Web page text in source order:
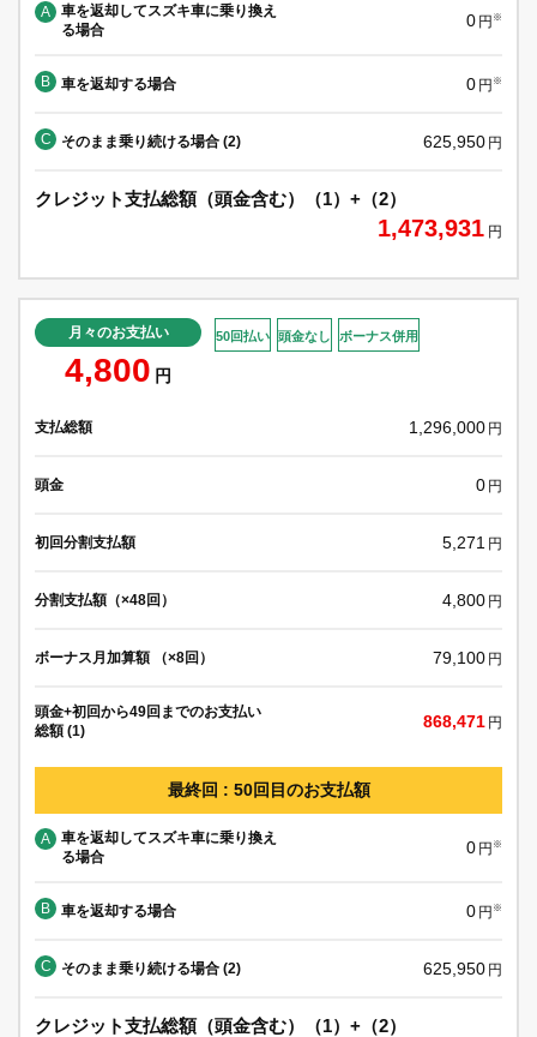
A
車を返却してスズキ車に乗り換え
る場合
0 円 ※
B 車を返却する場合 0 円 ※
C そのまま乗り続ける場合 (2) 625,950 円
クレジット支払総額（頭金含む）（1）+（2）
1,473,931 円
月々のお支払い
4,800 円
50回払い 頭金なし ボーナス併用
支払総額 1,296,000 円
頭金 0 円
初回分割支払額 5,271 円
分割支払額（×48回） 4,800 円
ボーナス月加算額 （×8回） 79,100 円
頭金+初回から49回までのお支払い
総額 (1)
868,471 円
最終回 : 50回目のお支払額
A
車を返却してスズキ車に乗り換え
る場合
0 円 ※
B 車を返却する場合 0 円 ※
C そのまま乗り続ける場合 (2) 625,950 円
クレジット支払総額（頭金含む）（1）+（2）